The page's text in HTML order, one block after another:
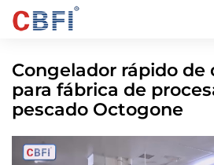
Congelador rápido de
para fábrica de
pescado Octogone